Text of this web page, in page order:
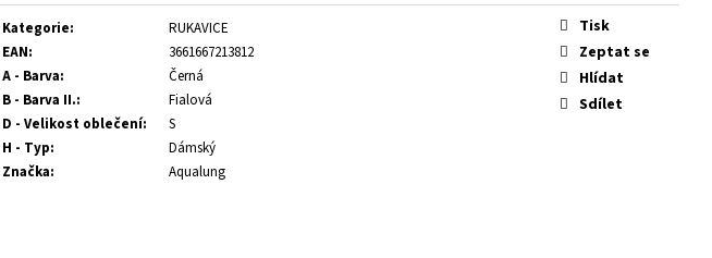
cena:
Kategorie:
RUKAVICE
EAN:
3661667213812
A - Barva:
Černá
B - Barva II.:
Fialová
D - Velikost oblečení:
S
H - Typ:
Dámský
Značka: Aqualung
Tisk
Zeptat se
Hlídat
Sdílet